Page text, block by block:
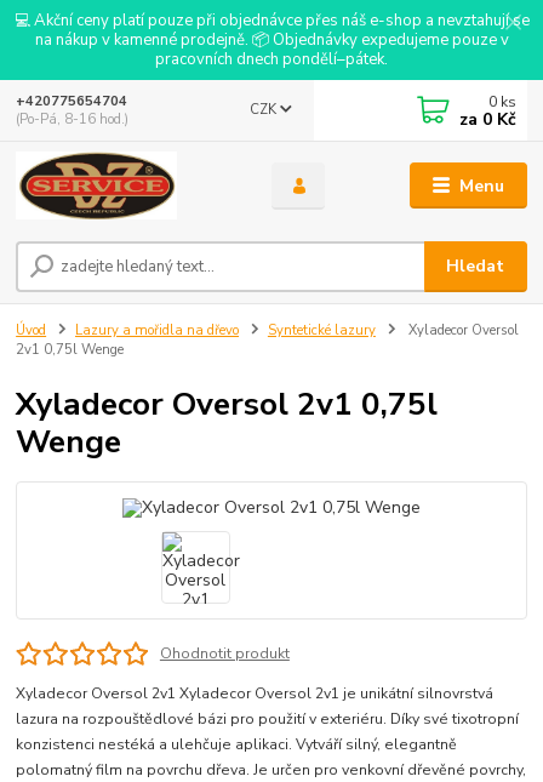
💻 Akční ceny platí pouze při objednávce přes náš e-shop a nevztahují se
na nákup v kamenné prodejně. 📦 Objednávky expedujeme pouze v
pracovních dnech pondělí–pátek.
Menu
CZK
Hledat
+420775654704
(Po-Pá, 8-16 hod.)
0 ks
za 0 Kč
Úvod Lazury a mořidla na dřevo Syntetické lazury
Xyladecor Oversol
2v1 0,75l Wenge
Xyladecor Oversol 2v1 0,75l
Wenge
Ohodnotit produkt
Xyladecor Oversol 2v1 Xyladecor Oversol 2v1 je unikátní silnovrstvá
lazura na rozpouštědlové bázi pro použití v exteriéru. Díky své tixotropní
konzistenci nestéká a ulehčuje aplikaci. Vytváří silný, elegantně
polomatný film na povrchu dřeva. Je určen pro venkovní dřevěné povrchy,